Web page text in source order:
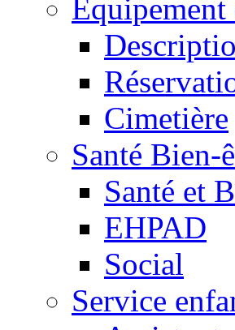
Cimetière
Santé Bien-
Santé et
EHPAD
Social
Service